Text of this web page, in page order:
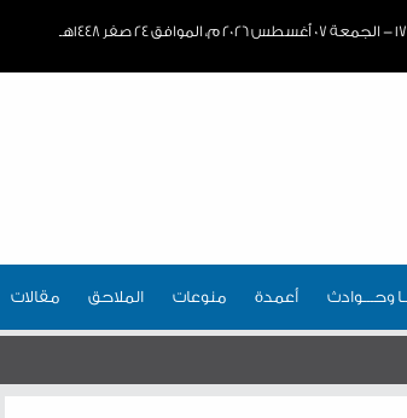
وحـــوادث أعمدة منوعات الملاحق مقالات